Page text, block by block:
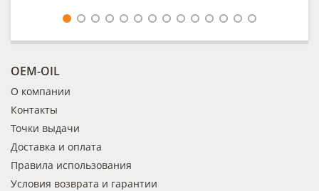
OEM-OIL
О компании
Контакты
Точки выдачи
Доставка и оплата
Правила использования
Условия возврата и гарантии